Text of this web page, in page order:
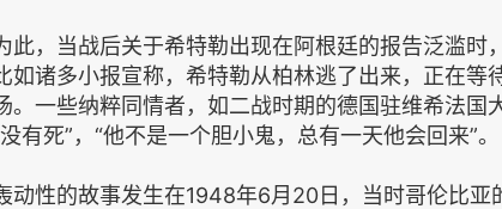
，当战后关于希特勒出现在阿根廷的报告泛滥时
如诸多小报宣称，希特勒从柏林逃了出来，正在等
。一些纳粹同情者，如二战时期的德国驻维希法国
有死”，“他不是一个胆小鬼，总有一天他会回来”。
性的故事发生在1948年6月20日，当时哥伦比亚